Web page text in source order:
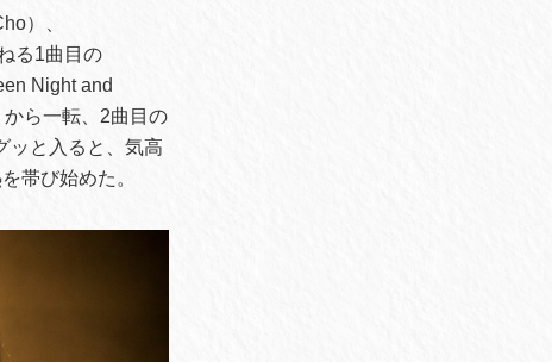
）、
る1曲目の
Night and
ら一転、2曲目の
ッと入ると、気高
帯び始めた。